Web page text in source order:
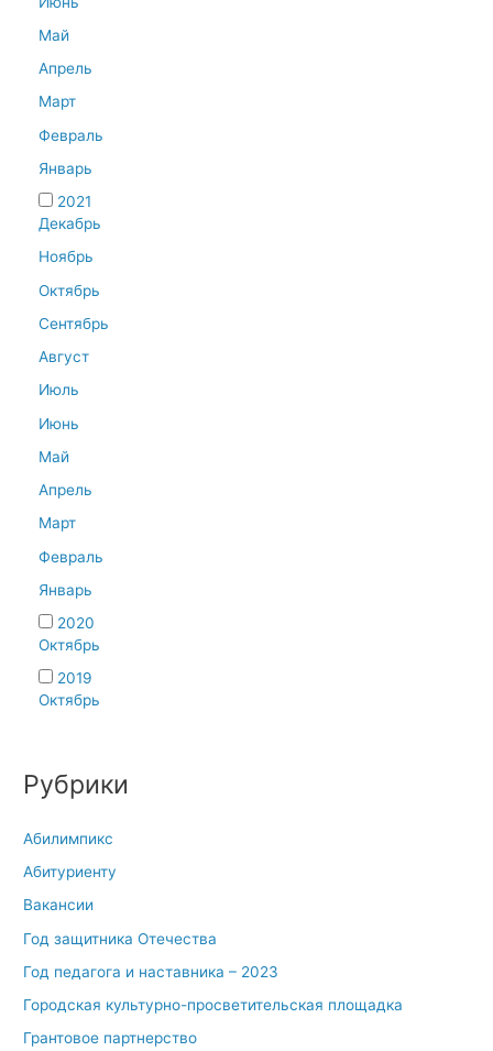
Май
Апрель
Март
Февраль
Январь
2021
Декабрь
Ноябрь
Октябрь
Сентябрь
Август
Июль
Июнь
Май
Апрель
Март
Февраль
Январь
2020
Октябрь
2019
Октябрь
Рубрики
Абилимпикс
Абитуриенту
Вакансии
Год защитника Отечества
Год педагога и наставника – 2023
Городская культурно-просветительская площадка
Грантовое партнерство